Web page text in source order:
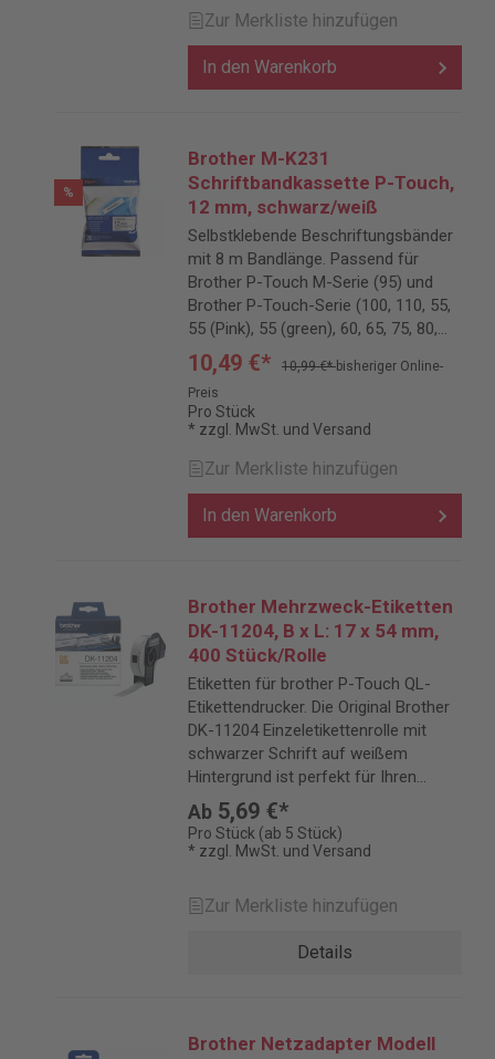
Zur Merkliste hinzufügen
In den Warenkorb
%
Brother M-K231
Schriftbandkassette P-Touch,
12 mm, schwarz/weiß
Selbstklebende Beschriftungsbänder
mit 8 m Bandlänge. Passend für
Brother P-Touch M-Serie (95) und
Brother P-Touch-Serie (100, 110, 55,
55 (Pink), 55 (green), 60, 65, 75, 80,
85, 90, BB 4).
10,49 €* 10,99 €*bisheriger Online-
Preis
Pro Stück
* zzgl. MwSt. und Versand
Zur Merkliste hinzufügen
In den Warenkorb
Brother Mehrzweck-Etiketten
DK-11204, B x L: 17 x 54 mm,
400 Stück/Rolle
Etiketten für brother P-Touch QL-
Etikettendrucker. Die Original Brother
DK-11204 Einzeletikettenrolle mit
schwarzer Schrift auf weißem
Hintergrund ist perfekt für Ihren
allgemeinen Beschriftungsbedarf
geeignet.
Ab 5,69 €*
Pro Stück (ab 5 Stück)
* zzgl. MwSt. und Versand
Zur Merkliste hinzufügen
Details
Brother Netzadapter Modell